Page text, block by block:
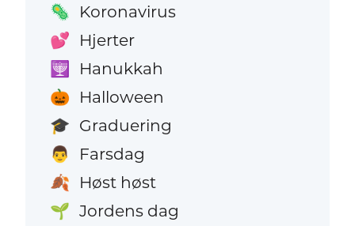
🦠 Koronavirus
💕 Hjerter
🕎 Hanukkah
🎃 Halloween
🎓 Graduering
👨 Farsdag
🍂 Høst høst
🌱 Jordens dag